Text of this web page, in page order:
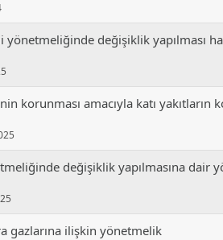
yönetmeliğinde değişiklik yapılması
korunması amacıyla katı
değişiklik yapılmasına dair
gazlarına i̇lişkin yönetmelik